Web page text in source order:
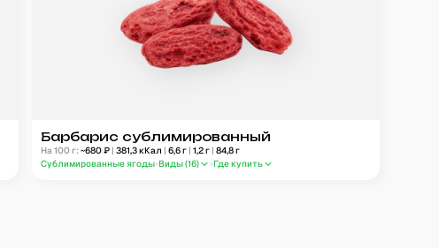
Барбарис сублимированный
На 100 г: ~680₽ | 381,3кКал | 6,6г | 1,2г | 84,8г
Сублимированные ягоды Виды (16) Где купить